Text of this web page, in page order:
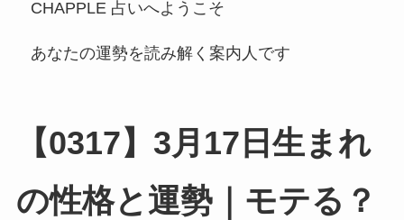
CHAPPLE 占いへようこそ
あなたの運勢を読み解く案内人です
【0317】3月17日生まれ
の性格と運勢｜モテる？